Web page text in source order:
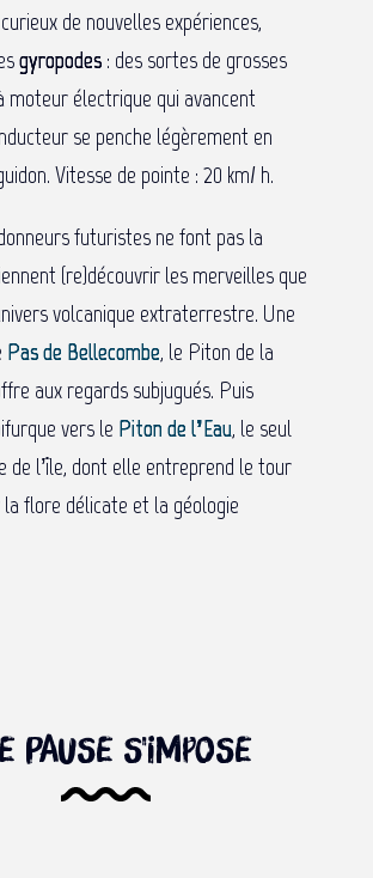
de nouvelles expériences,
gyropodes : des sortes de grosses
électrique qui avancent
se penche légèrement en
Vitesse de pointe : 20 km/ h.
futuristes ne font pas la
(re)découvrir les merveilles que
volcanique extraterrestre. Une
Pas de Bellecombe, le Piton de la
aux regards subjugués. Puis
vers le Piton de l’Eau, le seul
de l’île, dont elle entreprend le tour
flore délicate et la géologie
pause s'impose